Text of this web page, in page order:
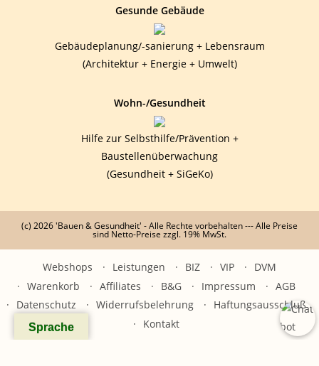
Gesunde Gebäude
Gebäudeplanung/-sanierung + Lebensraum
(Architektur + Energie + Umwelt)
Wohn-/Gesundheit
Hilfe zur Selbsthilfe/Prävention +
Baustellenüberwachung
(Gesundheit + SiGeKo)
(c) 2026 'Bauen & Gesundheit' - Alle Rechte vorbehalten --- Alle Preise
sind Netto-Preise zzgl. 19% MwSt.
Sprache
Webshops Leistungen BIZ VIP
DVM
Warenkorb
Affiliates B&G Impressum
AGB
Datenschutz
Widerrufsbelehrung
Haftungsausschluß
Kontakt